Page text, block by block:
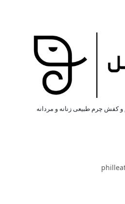
کفش چرم طبیعی زنانه و مردانه